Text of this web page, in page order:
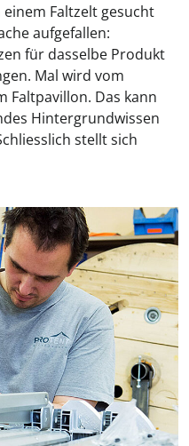
Faltzelt gesucht
aufgefallen:
für dasselbe Produkt
Mal wird vom
Faltpavillon. Das kann
Hintergrundwissen
stellt sich